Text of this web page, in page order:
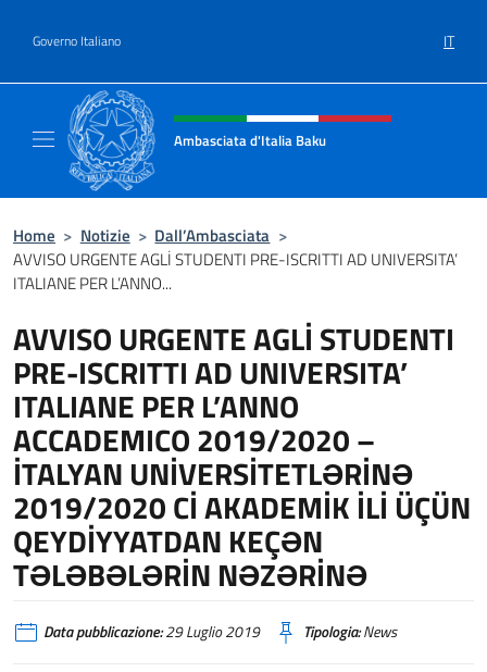
Governo Italiano IT
Intestazione sito, social e menù
Ambasciata d'Italia Baku
Home > Notizie > Dall’Ambasciata >
AVVISO URGENTE AGLİ STUDENTI PRE-ISCRITTI AD UNIVERSITA’
ITALIANE PER L’ANNO...
AVVISO URGENTE AGLİ STUDENTI
PRE-ISCRITTI AD UNIVERSITA’
ITALIANE PER L’ANNO
ACCADEMICO 2019/2020 –
İTALYAN UNİVERSİTETLƏRİNƏ
2019/2020 Cİ AKADEMİK İLİ ÜÇÜN
QEYDİYYATDAN KEÇƏN
TƏLƏBƏLƏRİN NƏZƏRİNƏ
Data pubblicazione:29 Luglio 2019 Tipologia:News